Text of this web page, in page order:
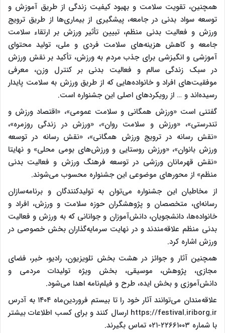
همچنین، تقویت سلامت و بهبود کیفیت زندگی از طریق آموزش و
توسعه سواد بدنی در جامعه، پیشگیری از بیماری‌ها از طریق ترویج
ورزش و فعالیت بدنی منظم، تبیین تأثیر ورزش بر ارتقاء سلامت
جامعه و کاهش هزینه‌های سلامت فردی و ملی، تولید محتوای
آموزشی و انگیزشی برای جذب مردم به ورزش، تأکید بر نقش ورزش
در سبک زندگی سالم و فعالیت بدنی بر کنترل وزن، معرفی
موفقیت‌های افراد و خانواده‌هایی که از طریق ورزش به سلامت پایدار
رسیده‌اند و … از رویکردهای اصلی این جشنواره است.
گفتنی است «ورزش همگانی و سلامت عمومی»، «اقتصاد ورزش و
تندرستی»، «ورزش و سلامت روان»، «ورزش در زندگی روزمره»،
«نقش رسانه در ترویج ورزش همگانی»، «نقش رسانه در توسعه
ورزش بانوان»، «ورزش روستایی و ورزش‌های بومی محلی» و نهایتا
«نقش قهرمانان ورزشی در توسعه فرهنگ ورزش و فعالیت بدنی
منظم» از محورهای موضوعی این جشنواره محسوب می‌شوند.
از مخاطبان این جشنواره می‌توان به تولیدکنندگان و برنامه‌سازان
رسانه‌ای، متخصصان و پژوهشگران حوزه سلامت و ورزش، افراد و
خانواده‌ها، دانشجویان، دانش‌آموزان و جوانانی که به ورزش و فعالیت
بدنی منظم علاقه‌مندند و در نهایت سرمایه‌گذاران بخش خصوصی در
ورزش اشاره کرد.
همچنین آثار و جوائز در هشت بخش تلویزیون، رادیو، خبر، فضای
مجازی، پژوهش، موسیقی، بخش ویژه تولیدات مردمی و
دانش‌آموزی و بخش ایده، طرح و فیلم‌نامه اهدا می‌شود.
علاقه‌مندان می‌توانند آثار خود را تا بیستم فروردین‌ماه ۱۴۰۴ به آدرس
https://festival.iriborg.ir ارسال کنند و برای کسب اطلاعات بیشتر
با شماره ۲۲۶۶۱۰۰۳-۰۲۱ تماس بگیرند.